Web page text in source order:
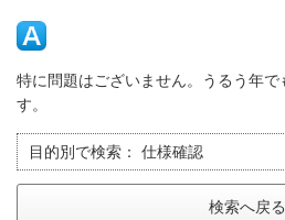
特に問題はございません。うるう年で
す。
目的別で検索： 仕様確認
検索へ戻る